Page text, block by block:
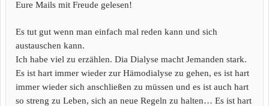
Eure Mails mit Freude gelesen!
Es tut gut wenn man einfach mal reden kann und sich
austauschen kann.
Ich habe viel zu erzählen. Dia Dialyse macht Jemanden stark.
Es ist hart immer wieder zur Hämodialyse zu gehen, es ist hart
immer wieder sich anschließen zu müssen und es ist auch hart
so streng zu Leben, sich an neue Regeln zu halten… Es ist hart